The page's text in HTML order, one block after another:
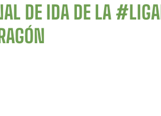
DE IDA DE LA